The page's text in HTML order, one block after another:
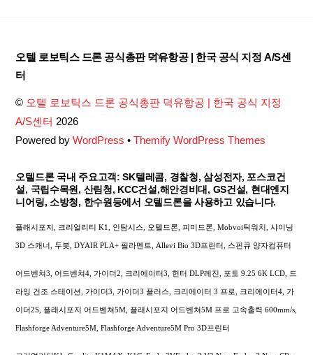
Back
오텔 로보틱스 드론 공식총판 덕유항공 | 한국 공식 지정 A/S센
터
© 오텔 로보틱스 드론 공식총판 덕유항공 | 한국 공식 지정
A/S센터 2026
Powered byWordPress •Themify WordPress Themes
오텔드론 국내 주요고객: SK텔레콤, 경찰청, 삼성전자, 포스코건
설, 국립수목원, 산림청, KCC건설,해안경비대, GS건설, 현대엔지
니어링, 소방청, 한수원등에서 오텔드론을 사용하고 있습니다.
플래시포지, 크리얼리티 K1, 인탐시스, 오텔드론, 피미드론, Mobvoi틱워치, 샤이닝
3D 스캐너, 두봇, DYAIR PLA+ 필라멘트, Allevi Bio 3D프린터, 스핀큐 양자컴퓨터
어드벤쳐3, 어드벤쳐4, 가이더2, 크리에이터3, 헌터 DLP레진, 포토 9.25 6K LCD, 드
라잉 건조 스테이션, 가이더3, 가이더3 플러스, 크리에이터 3 프로, 크리에이터4, 가
이더2S, 플래시포지 어드벤쳐5M, 플래시포지 어드벤쳐5M 프로 고속출력 600mm/s,
Flashforge Adventure5M, Flashforge Adventure5M Pro 3D프린터